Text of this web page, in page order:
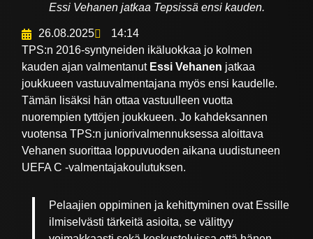
Essi Vehanen jatkaa Tepsissä ensi kauden.
26.08.2025
14:14
TPS:n 2016-syntyneiden ikäluokkaa jo kolmen
kauden ajan valmentanut Essi Vehanen jatkaa
joukkueen vastuuvalmentajana myös ensi kaudelle.
Tämän lisäksi hän ottaa vastuulleen vuotta
nuorempien tyttöjen joukkueen. Jo kahdeksannen
vuotensa TPS:n juniorivalmennuksessa aloittava
Vehanen suorittaa loppuvuoden aikana uudistuneen
UEFA C -valmentajakoulutuksen.
Pelaajien oppiminen ja kehittyminen ovat Essille
ilmiselvästi tärkeitä asioita, se välittyy